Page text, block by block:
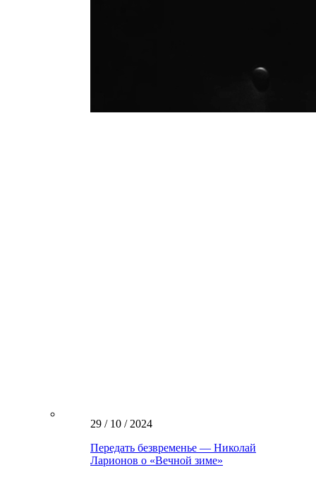
29 / 10 / 2024
Передать безвременье — Николай
Ларионов о «Вечной зиме»